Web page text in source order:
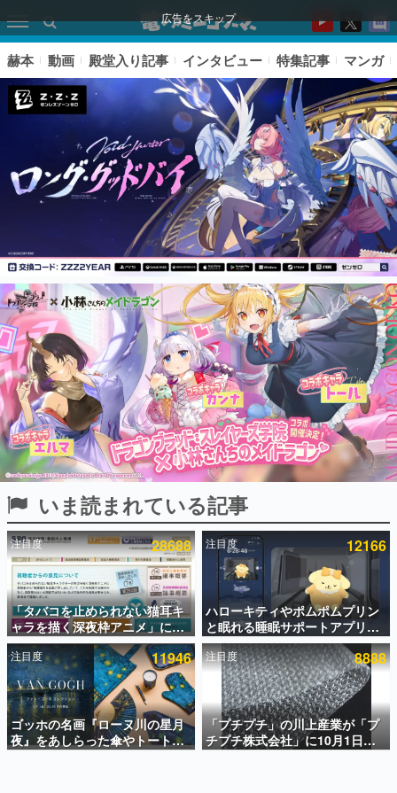
広告をスキップ
ピックアップ
電ファミのいま読まれている記事ランキング
アプリセール情報
インタビュー
連載・特集一覧
殿堂入り記事
SNS拡散数が数千以上！ ページビュー数万以上！ などな
ど。多くの人々に読まれた、電ファミ渾身の“殿堂入り”記
事をまとめました。
ゲームの企画書
名作ゲームクリエイターの方々に製作時のエピソードをお
聞きし、ヒットする企画（ゲーム）とは何か？を探ってい
きます。
赫本
この物語を解いてはいけない。『赫本』は、〈試験問題〉
の形をした短編ホラー小説集です。
新世代に訊く
これからのデジタルゲーム市場を担う若きクリエイター達
の姿を追い、彼らのルーツと情熱を探っていきます。
赫本 動画 殿堂入り記事 インタビュー 特集記事 マンガ
いま読まれている記事
注目度 28688
「タバコを止められない猫耳キ
ャラを描く深夜枠アニメ」に視
聴者の一部から批判意見。違法
薬物の使用と思しき描写も含め
て、BPOが議論を交わす
注目度 12166
ハローキティやポムポムプリン
と眠れる睡眠サポートアプリ
『ゆめたび』が配信中。キャラ
ごとのASMRや目覚ましアラー
ムも搭載
注目度 11946
ゴッホの名画『ローヌ川の星月
夜』をあしらった傘やトートバ
ッグなどが登場。8月7日21時よ
注目度 8888
「プチプチ」の川上産業が「プ
チプチ株式会社」に10月1日よ
り社名変更へ。創業58年で初め